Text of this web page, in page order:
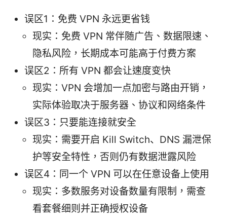
误区1：免费 VPN 永远更省钱
现实：免费 VPN 常伴随广告、数据限速、
隐私风险，长期成本可能高于付费方案
误区2：所有 VPN 都会让速度变快
现实：VPN 会增加一点加密与路由开销，
实际体验取决于服务器、协议和网络条件
误区3：只要能连接就安全
现实：需要开启 Kill Switch、DNS 漏泄保
护等安全特性，否则仍有数据泄露风险
误区4：同一个 VPN 可以在任意设备上使用
现实：多数服务对设备数量有限制，需查
看套餐细则并正确授权设备